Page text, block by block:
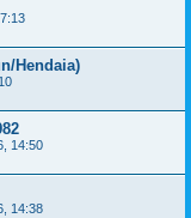
Hendaia)
14:50
14:38